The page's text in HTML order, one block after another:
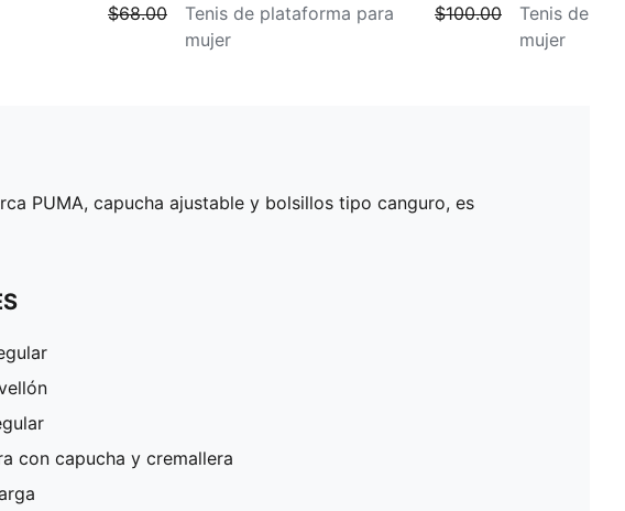
$68.00
Tenis de plataforma para
mujer
$100.00
Tenis de
mujer
PUMA, capucha ajustable y bolsillos tipo canguro, es
con capucha y cremallera